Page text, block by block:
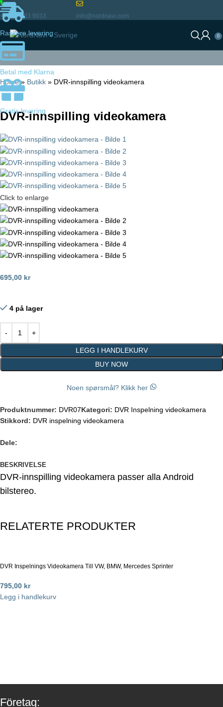
+46 72 903 9033 info@nordnavi.com
0
Raskere levering
Betal med Klarna
Gratis levering
Home» Butikk » DVR-innspilling videokamera
DVR-innspilling videokamera
Click to enlarge
695,00 kr
4 på lager
LEGG I HANDLEKURV
BUY NOW
Noen spørsmål? Klikk her
Produktnummer: DVR07Kategori: DVR Inspelning videokamera
Stikkord: DVR inspelning videokamera
Dele:
BESKRIVELSE
DVR-innspilling videokamera passer alla Android
bilstereo.
RELATERTE PRODUKTER
DVR Inspelnings Videokamera Till VW, BMW, Mercedes Sprinter
795,00 kr
Legg i handlekurv
Företag: